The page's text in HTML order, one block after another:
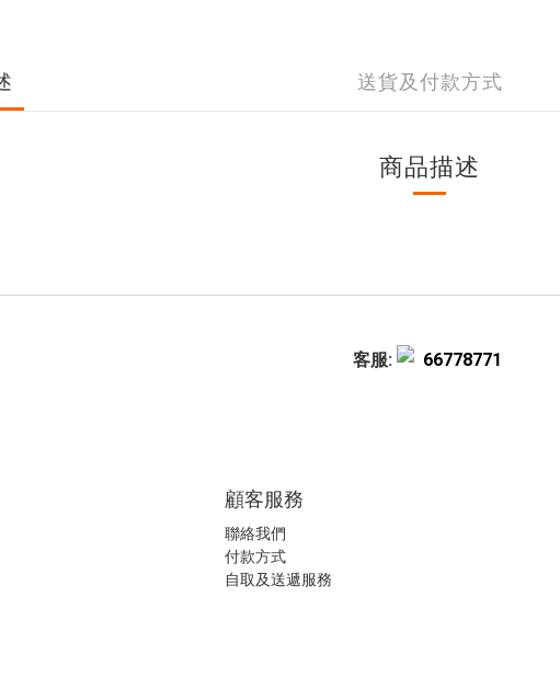
送貨及付款方式
商品描述
客服: 66778771
顧客服務
聯絡我們
付款方式
自取及送遞服務